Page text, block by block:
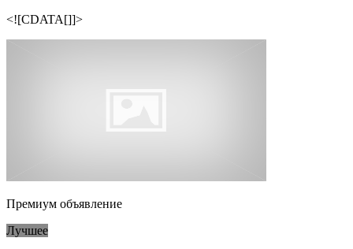
<![CDATA[]]>
Премиум объявление
Лучшее